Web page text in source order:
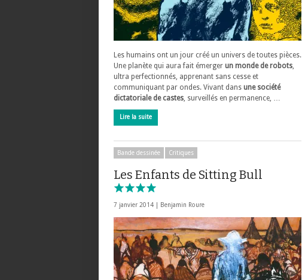
Les humains ont un jour créé un univers de toutes pièces.
Une planète qui aura fait émerger un monde de robots,
ultra perfectionnés, apprenant sans cesse et
communiquant par ondes. Vivant dans une société
dictatoriale de castes, surveillés en permanence, …
Lire la suite
Bande dessinée Critiques
Les Enfants de Sitting Bull
7 janvier 2014 | Benjamin Roure